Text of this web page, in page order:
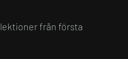
från första